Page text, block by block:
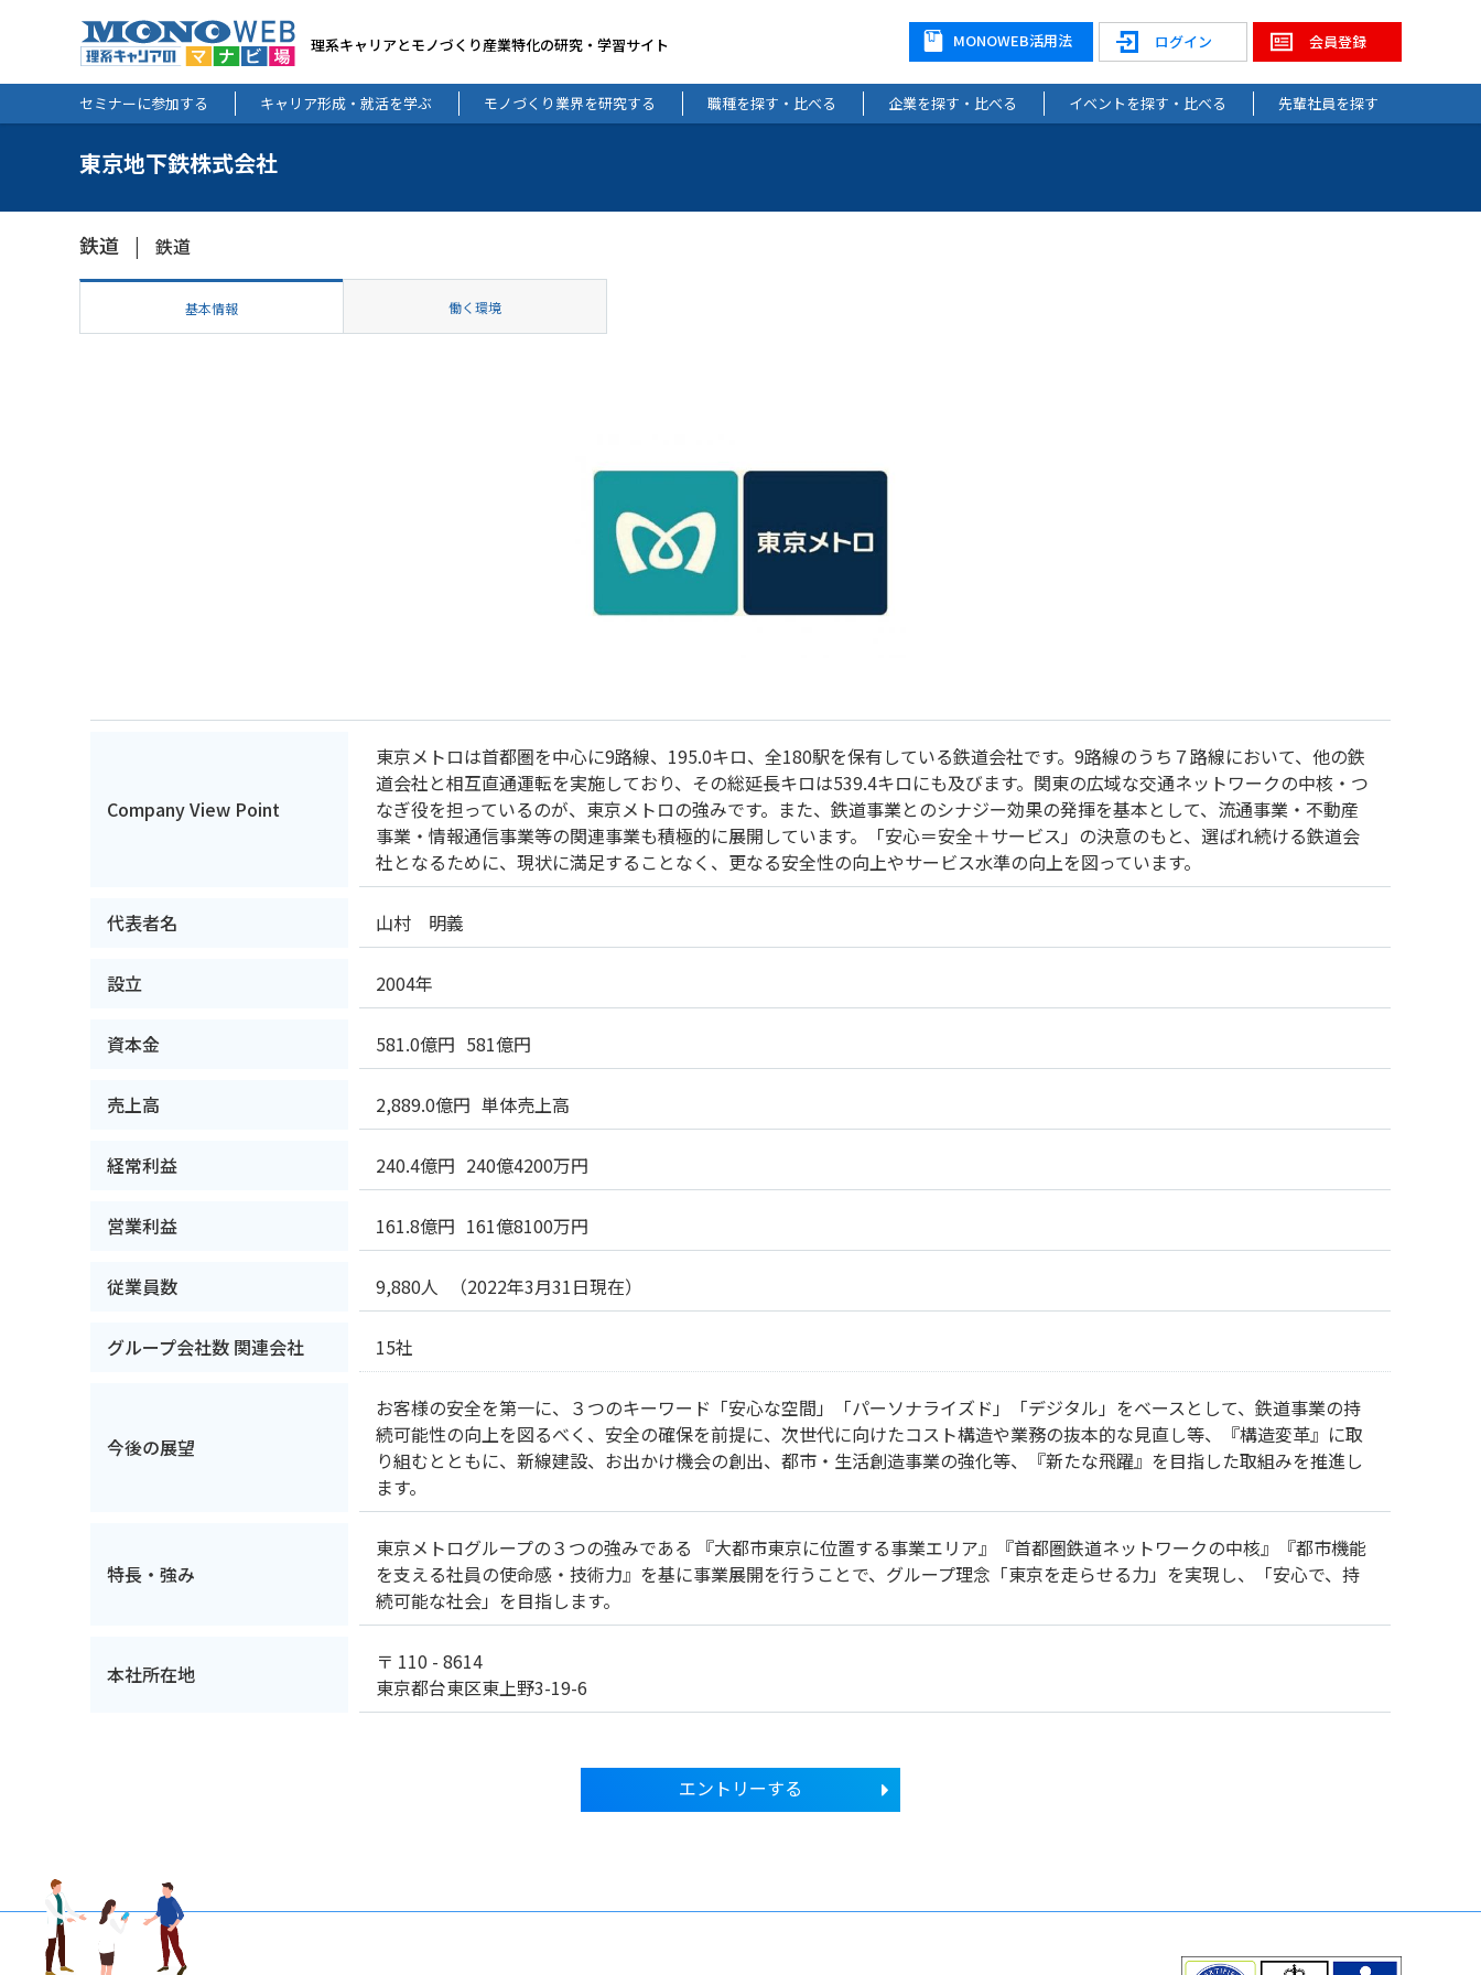
理系キャリアとモノづくり産業特化の研究・学習サイト 会員登録
ログイン
MONOWEB活用法
セミナーに参加する キャリア形成・就活を学ぶ モノづくり業界を研究する 職種を探す・比べる 企業を探す・比べる イベントを探す・比べる 先輩社員を探す
東京地下鉄株式会社
鉄道 鉄道
基本情報 働く環境
Company View Point
東京メトロは首都圏を中心に9路線、195.0キロ、全180駅を保有している鉄道会社です。9路線のうち７路線において、他の鉄
道会社と相互直通運転を実施しており、その総延長キロは539.4キロにも及びます。関東の広域な交通ネットワークの中核・つ
なぎ役を担っているのが、東京メトロの強みです。また、鉄道事業とのシナジー効果の発揮を基本として、流通事業・不動産
事業・情報通信事業等の関連事業も積極的に展開しています。「安心＝安全＋サービス」の決意のもと、選ばれ続ける鉄道会
社となるために、現状に満足することなく、更なる安全性の向上やサービス水準の向上を図っています。
代表者名 山村 明義
設立 2004年
資本金 581.0億円 581億円
売上高 2,889.0億円 単体売上高
経常利益 240.4億円 240億4200万円
営業利益 161.8億円 161億8100万円
従業員数 9,880人 （2022年3月31日現在）
グループ会社数 関連会社 15社
今後の展望
お客様の安全を第一に、３つのキーワード「安心な空間」「パーソナライズド」「デジタル」をベースとして、鉄道事業の持
続可能性の向上を図るべく、安全の確保を前提に、次世代に向けたコスト構造や業務の抜本的な見直し等、『構造変革』に取
り組むとともに、新線建設、お出かけ機会の創出、都市・生活創造事業の強化等、『新たな飛躍』を目指した取組みを推進し
ます。
特長・強み
東京メトログループの３つの強みである 『大都市東京に位置する事業エリア』『首都圏鉄道ネットワークの中核』『都市機能
を支える社員の使命感・技術力』を基に事業展開を行うことで、グループ理念「東京を走らせる力」を実現し、「安心で、持
続可能な社会」を目指します。
本社所在地
〒 110 - 8614
東京都台東区東上野3-19-6
エントリーする